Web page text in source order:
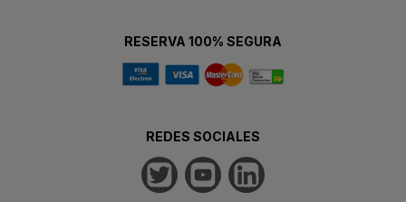
RESERVA 100% SEGURA
REDES SOCIALES